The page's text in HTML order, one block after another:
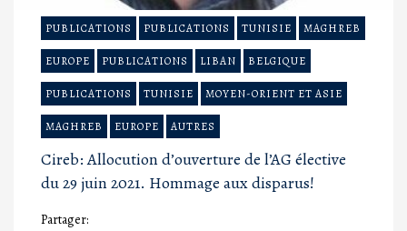
PUBLICATIONS PUBLICATIONS TUNISIE MAGHREB
EUROPE PUBLICATIONS LIBAN BELGIQUE
PUBLICATIONS TUNISIE MOYEN-ORIENT ET ASIE
MAGHREB EUROPE AUTRES
Cireb: Allocution d’ouverture de l’AG élective
du 29 juin 2021. Hommage aux disparus!
Partager: